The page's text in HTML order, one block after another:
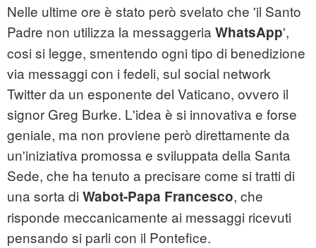
Nelle ultime ore è stato però svelato che 'il Santo
Padre non utilizza la messaggeria WhatsApp',
cosi si legge, smentendo ogni tipo di benedizione
via messaggi con i fedeli, sul social network
Twitter da un esponente del Vaticano, ovvero il
signor Greg Burke. L'idea è si innovativa e forse
geniale, ma non proviene però direttamente da
un'iniziativa promossa e sviluppata della Santa
Sede, che ha tenuto a precisare come si tratti di
una sorta di Wabot-Papa Francesco, che
risponde meccanicamente ai messaggi ricevuti
pensando si parli con il Pontefice.